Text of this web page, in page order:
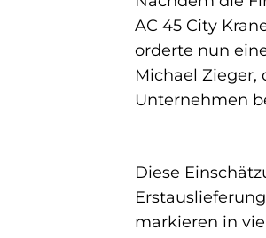
AC 45 City
orderte nun
Michael Zieger,
Unternehmen
Diese
markieren in